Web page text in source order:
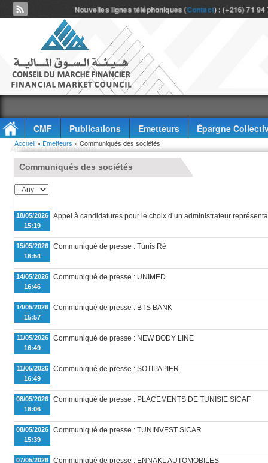
Nouvelles lignes téléphoniques (Contact) : (+216) 71
CMF Publications Emetteurs
Épargne
Accès à l'information
Vous êtes ici
Accueil » Emetteurs » Communiqués des sociétés
Communiqués des sociétés
18/05/2026
15:19
Appel à candidatures pour le choix d’un administrateur
15/05/2026
16:54
Communiqué de presse : Tunis Ré
14/05/2026
16:46
Communiqué de presse : UNIMED
14/05/2026
15:57
Communiqué de presse : BTS BANK
11/05/2026
16:49
Communiqué de presse : NEW BODY LINE
11/05/2026
16:49
Communiqué de presse : SOTIPAPIER
08/05/2026
16:06
Communiqué de presse : PLACEMENTS DE TUNISIE SICAF
08/05/2026
15:39
Communiqué de presse : TUNINVEST SICAR
07/05/2026
Communiqué de presse : ENNAKL AUTOMOBILES